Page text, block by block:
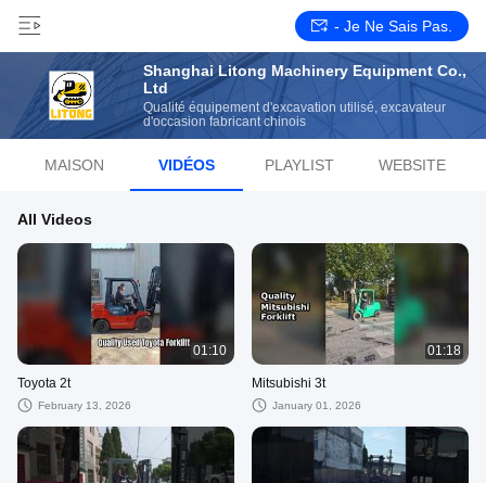
- Je Ne Sais Pas.
Shanghai Litong Machinery Equipment Co.,
Ltd
Qualité équipement d'excavation utilisé, excavateur
d'occasion fabricant chinois
MAISON VIDÉOS PLAYLIST WEBSITE
All Videos
01:10
Toyota 2t
February 13, 2026
01:18
Mitsubishi 3t
January 01, 2026